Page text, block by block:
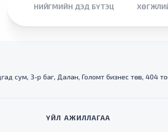
НИЙГМИЙН ДЭД БҮТЭЦ
сум, 3-р баг, Далан, Голомт бизнес төв, 404
ҮЙЛ АЖИЛЛАГАА